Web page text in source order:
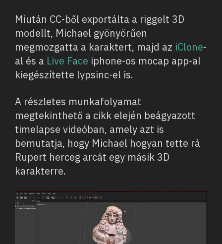
Miután CC-ből exportálta a riggelt 3D
modellt, Michael gyönyörűen
megmozgatta a karaktert, majd az iClone-
al és a Live Face iphone-os mocap app-al
kiegészítette lypsinc-el is.
A részletes munkafolyamat
megtekinthető a cikk elején beágyazott
timelapse videóban, amely azt is
bemutatja, hogy Michael hogyan tette rá
Rupert herceg arcát egy másik 3D
karakterre.